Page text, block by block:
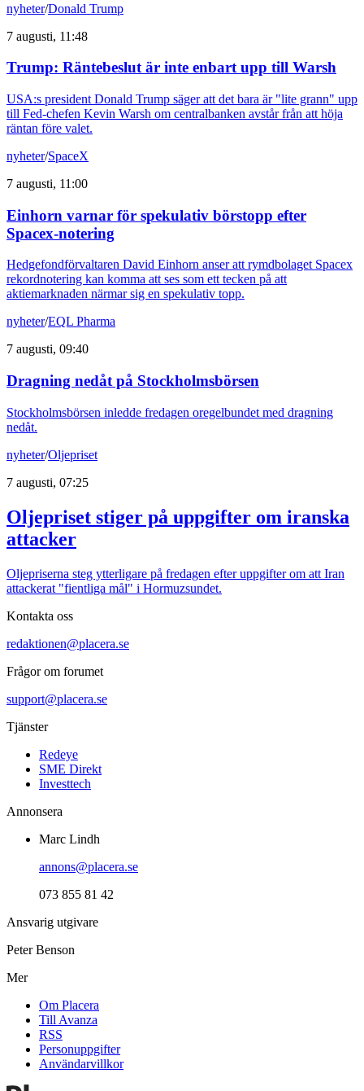
nyheter/Donald Trump
7 augusti, 11:48
Trump: Räntebeslut är inte enbart upp till Warsh
USA:s president Donald Trump säger att det bara är "lite grann" upp
till Fed-chefen Kevin Warsh om centralbanken avstår från att höja
räntan före valet.
nyheter/SpaceX
7 augusti, 11:00
Einhorn varnar för spekulativ börstopp efter
Spacex-notering
Hedgefondförvaltaren David Einhorn anser att rymdbolaget Spacex
rekordnotering kan komma att ses som ett tecken på att
aktiemarknaden närmar sig en spekulativ topp.
nyheter/EQL Pharma
7 augusti, 09:40
Dragning nedåt på Stockholmsbörsen
Stockholmsbörsen inledde fredagen oregelbundet med dragning
nedåt.
nyheter/Oljepriset
7 augusti, 07:25
Oljepriset stiger på uppgifter om iranska
attacker
Oljepriserna steg ytterligare på fredagen efter uppgifter om att Iran
attackerat "fientliga mål" i Hormuzsundet.
Kontakta oss
redaktionen@placera.se
Frågor om forumet
support@placera.se
Tjänster
Redeye
SME Direkt
Investtech
Annonsera
Marc Lindh
annons@placera.se
073 855 81 42
Ansvarig utgivare
Peter Benson
Mer
Om Placera
Till Avanza
RSS
Personuppgifter
Användarvillkor